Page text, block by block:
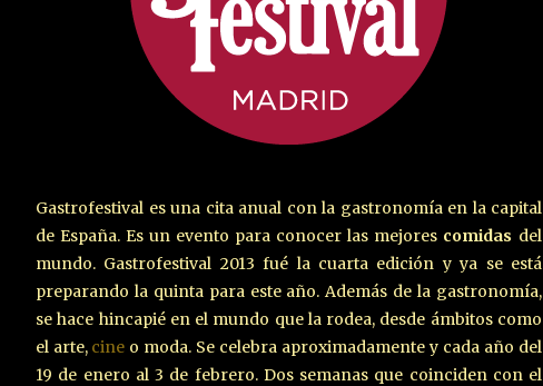
Gastrofestival es una cita anual con la gastronomía en la capital
de España. Es un evento para conocer las mejores comidas del
mundo. Gastrofestival 2013 fué la cuarta edición y ya se está
preparando la quinta para este año. Además de la gastronomía,
se hace hincapié en el mundo que la rodea, desde ámbitos como
el arte, cine o moda. Se celebra aproximadamente y cada año del
19 de enero al 3 de febrero. Dos semanas que coinciden con el